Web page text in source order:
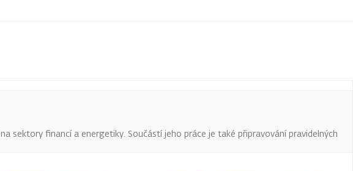
sektory financí a energetiky. Součástí jeho práce je také připravování pravidelných